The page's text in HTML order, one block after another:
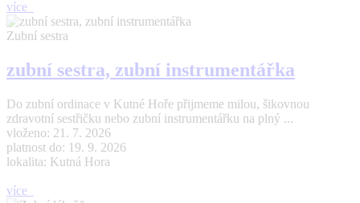
více
Zubní sestra
zubní sestra, zubní instrumentářka
Do zubní ordinace v Kutné Hoře přijmeme milou, šikovnou
zdravotní sestřičku nebo zubní instrumentářku na plný ...
vloženo: 21. 7. 2026
platnost do: 19. 9. 2026
lokalita: Kutná Hora
více